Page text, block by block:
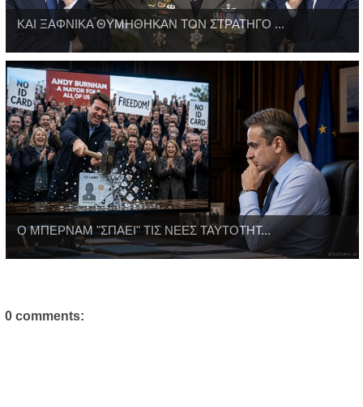
ΚΑΙ ΞΑΦΝΙΚΑ ΘΥΜΗΘΗΚΑΝ ΤΟΝ ΣΤΡΑΤΗΓΟ ...
Ο ΜΠΕΡΝΑΜ "ΣΠΑΕΙ" ΤΙΣ ΝΕΕΣ ΤΑΥΤΟΤΗΤ...
0 comments: